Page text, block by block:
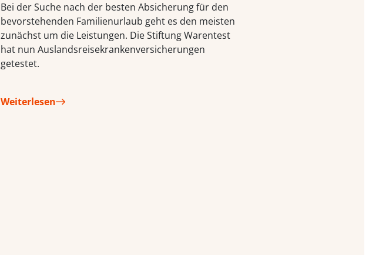
Bei der Suche nach der besten Absicherung für den
bevorstehenden Familienurlaub geht es den meisten
zunächst um die Leistungen. Die Stiftung Warentest
hat nun Auslandsreisekrankenversicherungen
getestet.
Weiterlesen